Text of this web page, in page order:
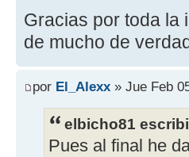
Gracias por toda la
de mucho de
por El_Alexx » Jue Feb
elbicho81
Pues al final he